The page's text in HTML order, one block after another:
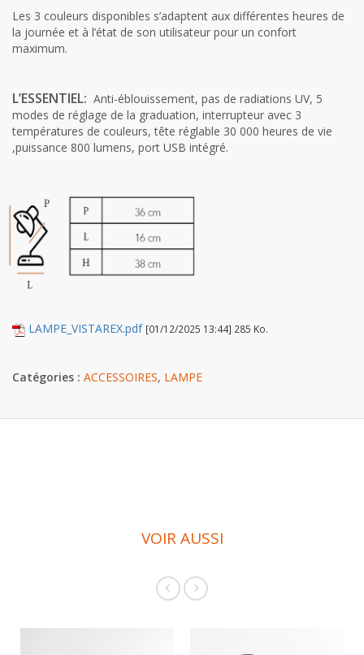
Les 3 couleurs disponibles s’adaptent aux différentes heures de
la journée et à l’état de son utilisateur pour un confort
maximum.
L’ESSENTIEL: Anti-éblouissement, pas de radiations UV, 5
modes de réglage de la graduation, interrupteur avec 3
températures de couleurs, tête réglable 30 000 heures de vie
,puissance 800 lumens, port USB intégré.
LAMPE_VISTAREX.pdf [01/12/2025 13:44] 285 Ko.
Catégories : ACCESSOIRES, LAMPE
VOIR AUSSI